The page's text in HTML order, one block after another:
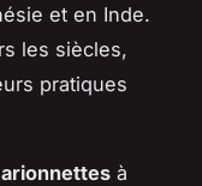
et en Inde.
les siècles,
pratiques
à